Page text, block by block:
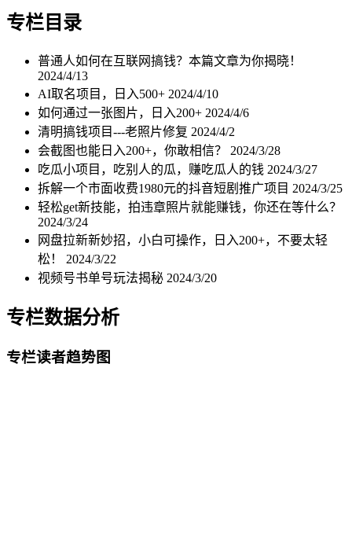
专栏目录
普通人如何在互联网搞钱？本篇文章为你揭晓！
2024/4/13
AI取名项目，日入500+ 2024/4/10
如何通过一张图片，日入200+ 2024/4/6
清明搞钱项目---老照片修复 2024/4/2
会截图也能日入200+，你敢相信？ 2024/3/28
吃瓜小项目，吃别人的瓜，赚吃瓜人的钱 2024/3/27
拆解一个市面收费1980元的抖音短剧推广项目 2024/3/25
轻松get新技能，拍违章照片就能赚钱，你还在等什么？
2024/3/24
网盘拉新新妙招，小白可操作，日入200+，不要太轻
松！ 2024/3/22
视频号书单号玩法揭秘 2024/3/20
专栏数据分析
专栏读者趋势图